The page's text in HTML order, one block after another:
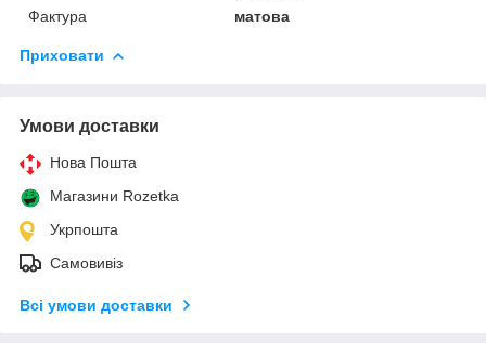
Фактура
матова
Приховати
Умови доставки
Нова Пошта
Магазини Rozetka
Укрпошта
Самовивіз
Всі умови доставки